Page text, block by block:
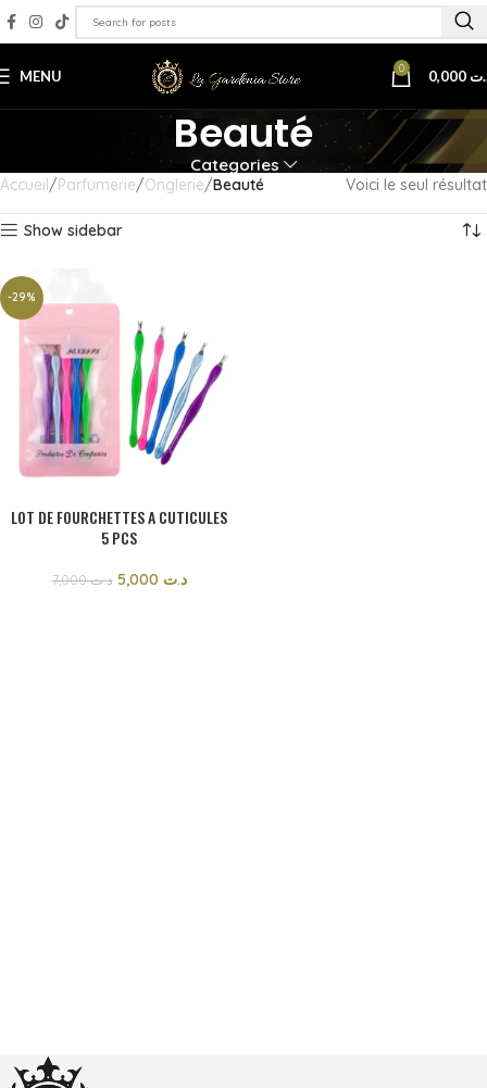
MENU 0
Beauté
Categories
Accueil Parfumerie Onglerie Beauté Voici le seul résultat
Show sidebar
-29%
LOT DE FOURCHETTES A CUTICULES
5 PCS
د.ت7,000 د.ت